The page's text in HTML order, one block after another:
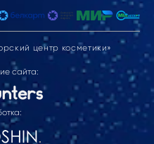
центр косметики»
сайта: